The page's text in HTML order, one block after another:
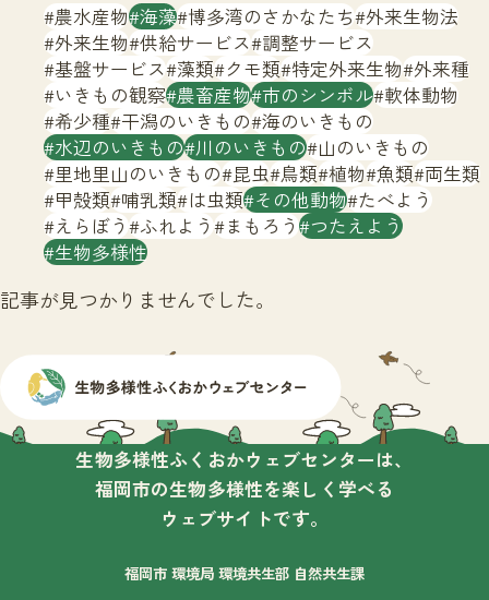
文字サイズ 小 中 大
生物多様性ふくおかウェブセンターとは
サイトマップ
農水産物 海藻 博多湾のさかなたち 外来生物法
外来生物 供給サービス 調整サービス
基盤サービス 藻類 クモ類 特定外来生物 外来種
いきもの観察 農畜産物 市のシンボル 軟体動物
希少種 干潟のいきもの 海のいきもの
水辺のいきもの 川のいきもの 山のいきもの
里地里山のいきもの 昆虫 鳥類 植物 魚類 両生類
甲殻類 哺乳類 は虫類 その他動物 たべよう
えらぼう ふれよう まもろう つたえよう
生物多様性
記事が見つかりませんでした。
生物多様性ふくおかウェブセンターは、
福岡市の生物多様性を楽しく学べる
ウェブサイトです。
福岡市 環境局 環境共生部 自然共生課